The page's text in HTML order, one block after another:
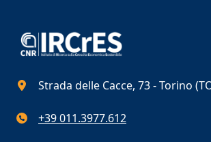
Strada delle Cacce, 73 - Torino
+39 011.3977.612